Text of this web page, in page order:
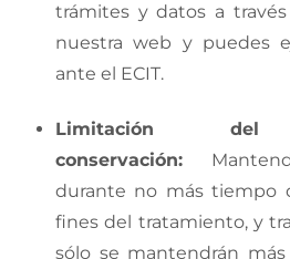
trámites y datos a
nuestra web y puedes
ante el ECIT.
Limitación
conservación:
durante no más tiempo
fines del tratamiento, y
sólo se mantendrán